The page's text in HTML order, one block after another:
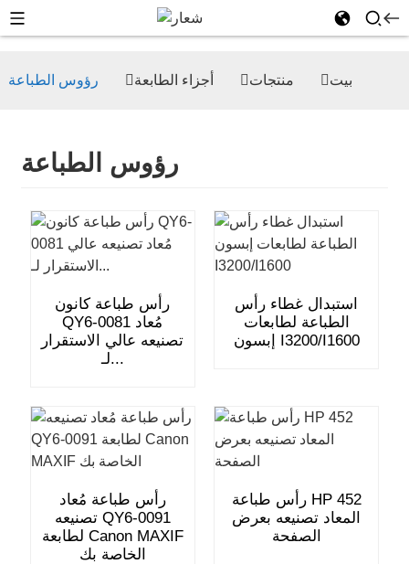
بيت منتجات أجزاء الطابعة رؤوس الطباعة
رؤوس الطباعة
رأس طباعة كانون
QY6-0081 مُعاد
تصنيعه عالي الاستقرار
لـ...
استبدال غطاء رأس
الطباعة لطابعات
إبسون I3200/I1600
رأس طباعة مُعاد
تصنيعه QY6-0091
لطابعة Canon MAXIF
الخاصة بك
رأس طباعة HP 452
المعاد تصنيعه بعرض
الصفحة